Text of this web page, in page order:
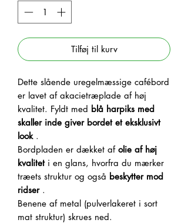
Tilføj til kurv
Dette slående uregelmæssige cafébord
er lavet af akacietræplade af høj
kvalitet. Fyldt med blå harpiks med
skaller inde giver bordet et eksklusivt
look.
Bordpladen er dækket af olie af høj
kvaliteti en glans, hvorfra du mærker
træets struktur og også beskytter mod
ridser.
Benene af metal (pulverlakeret i sort
mat struktur) skrues ned.